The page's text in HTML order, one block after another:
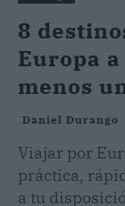
8
Europa
menos
Daniel Durango
Viajar por
práctica,
a tu